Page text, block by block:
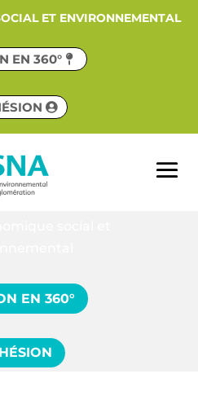
ET ENVIRONNEMENTAL
EN 360°
EN 360°